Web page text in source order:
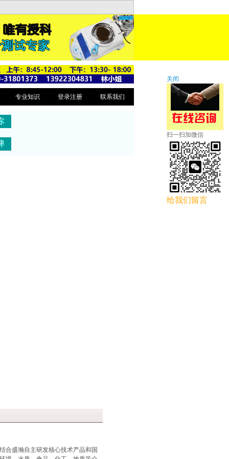
专业知识 登录注册 联系我们
合盛瀚自主研发核心技术产品和国
关闭
扫一扫加微信
给我们留言